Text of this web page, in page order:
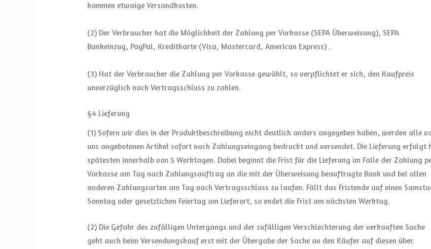
kommen etwaige Versandkosten.
(2) Der Verbraucher hat die Möglichkeit der Zahlung per Vorkasse (SEPA Überweisung), SEPA
Bankeinzug, PayPal, Kreditkarte (Visa, Mastercard, American Express) .
(3) Hat der Verbraucher die Zahlung per Vorkasse gewählt, so verpflichtet er sich, den Kaufpreis
unverzüglich nach Vertragsschluss zu zahlen.
§4 Lieferung
(1) Sofern wir dies in der Produktbeschreibung nicht deutlich anders angegeben haben, werden alle
uns angebotenen Artikel sofort nach Zahlungseingang bedruckt und versendet. Die Lieferung erfolgt
spätesten innerhalb von 5 Werktagen. Dabei beginnt die Frist für die Lieferung im Falle der Zahlung
Vorkasse am Tag nach Zahlungsauftrag an die mit der Überweisung beauftragte Bank und bei allen
anderen Zahlungsarten am Tag nach Vertragsschluss zu laufen. Fällt das Fristende auf einen
Sonntag oder gesetzlichen Feiertag am Lieferort, so endet die Frist am nächsten Werktag.
(2) Die Gefahr des zufälligen Untergangs und der zufälligen Verschlechterung der verkauften Sache
geht auch beim Versendungskauf erst mit der Übergabe der Sache an den Käufer auf diesen über.